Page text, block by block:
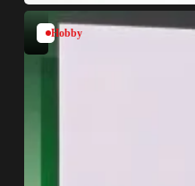
Hobby